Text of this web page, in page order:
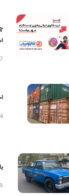
27 مرداد 1404
04 اسفند 1404
09 آبان 1403